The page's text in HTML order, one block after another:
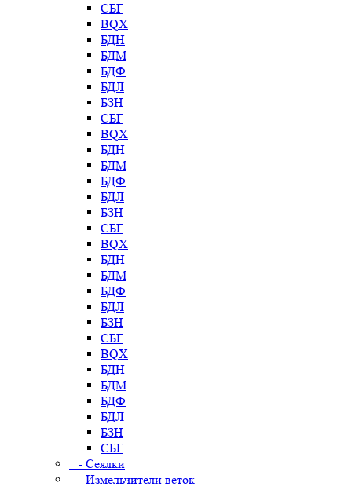
СБГ
BQX
БДН
БДМ
БДФ
БДЛ
БЗН
СБГ
BQX
БДН
БДМ
БДФ
БДЛ
БЗН
СБГ
BQX
БДН
БДМ
БДФ
БДЛ
БЗН
СБГ
BQX
БДН
БДМ
БДФ
БДЛ
БЗН
СБГ
- Сеялки
- Измельчители веток